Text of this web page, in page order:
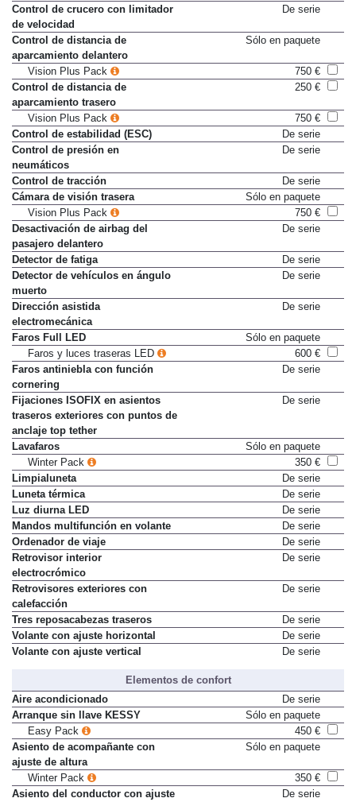
Control de crucero con limitador
de velocidad
De serie
Control de distancia de
aparcamiento delantero
Sólo en paquete
Vision Plus Pack
750 €
Control de distancia de
aparcamiento trasero
250 €
Vision Plus Pack
750 €
Control de estabilidad (ESC)
De serie
Control de presión en
neumáticos
De serie
Control de tracción
De serie
Cámara de visión trasera
Sólo en paquete
Vision Plus Pack
750 €
Desactivación de airbag del
pasajero delantero
De serie
Detector de fatiga
De serie
Detector de vehículos en ángulo
muerto
De serie
Dirección asistida
electromecánica
De serie
Faros Full LED
Sólo en paquete
Faros y luces traseras LED
600 €
Faros antiniebla con función
cornering
De serie
Fijaciones ISOFIX en asientos
traseros exteriores con puntos de
anclaje top tether
De serie
Lavafaros
Sólo en paquete
Winter Pack
350 €
Limpialuneta
De serie
Luneta térmica
De serie
Luz diurna LED
De serie
Mandos multifunción en volante
De serie
Ordenador de viaje
De serie
Retrovisor interior
electrocrómico
De serie
Retrovisores exteriores con
calefacción
De serie
Tres reposacabezas traseros
De serie
Volante con ajuste horizontal
De serie
Volante con ajuste vertical
De serie
Elementos de confort
Aire acondicionado
De serie
Arranque sin llave KESSY
Sólo en paquete
Easy Pack
450 €
Asiento de acompañante con
ajuste de altura
Sólo en paquete
Winter Pack
350 €
Asiento del conductor con ajuste
De serie